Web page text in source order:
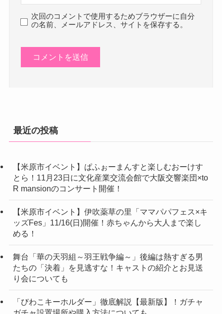
次回のコメントで使用するためブラウザーに自分
の名前、メールアドレス、サイトを保存する。
最近の投稿
【米原市イベント】ぱふぉーまんすと楽しむおーけす
とら！11月23日に文化産業交流会館で大阪交響楽団×to
R mansionのコンサート開催！
【米原市イベント】伊吹薬草の里「ママパパフェス×キ
ッズFes」11/16(日)開催！赤ちゃんから大人まで楽し
める！
舞台「華の天羽組～羽王戦争編～」後編は熱すぎる男
たちの「決着」を見逃すな！キャストの紹介とお見送
り会についても
「びわこキーホルダー」徹底解説【最新版】！ガチャ